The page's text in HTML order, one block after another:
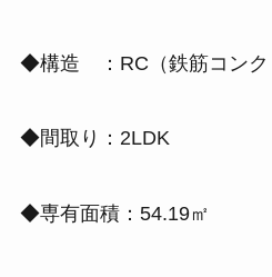
◆構造 ：RC（鉄筋コンク
◆間取り：2LDK
◆専有面積：54.19㎡